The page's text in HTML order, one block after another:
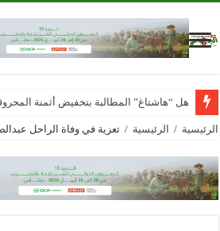
هل “هاشتاغ” المطالبة بتخفيض أثمنة
الرئيسية / الرئيسية / تعزية في وفاة الراحل